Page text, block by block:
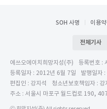
SOH 사명 이용
전체기사
에쓰오에이치희망지성(주)
등록번호 :
등록일자 : 2012년 6월 7일
발행일자
편집인 : 강지석
청소년보호책임자 : 강
주소 : 서울시 마포구 월드컵로 190,